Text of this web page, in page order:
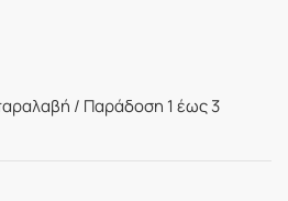
/ Παράδoση 1 έως 3